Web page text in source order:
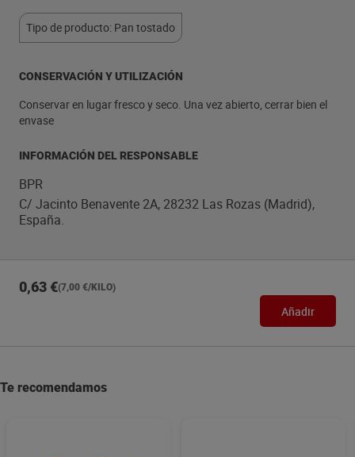
Tipo de producto: Pan tostado
CONSERVACIÓN Y UTILIZACIÓN
Conservar en lugar fresco y seco. Una vez abierto, cerrar bien el
envase
INFORMACIÓN DEL RESPONSABLE
BPR
C/ Jacinto Benavente 2A, 28232 Las Rozas (Madrid),
España.
0,63 €(7,00 €/KILO)
Añadir
Te recomendamos